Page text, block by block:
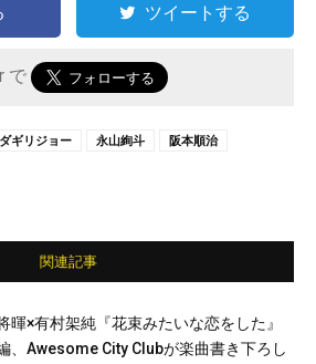
ツイートする
で
ギリジョー 永山絢斗 阪本順治
関連記事
暉×有村架純『花束みたいな恋をした』
、Awesome City Clubが楽曲書き下ろし